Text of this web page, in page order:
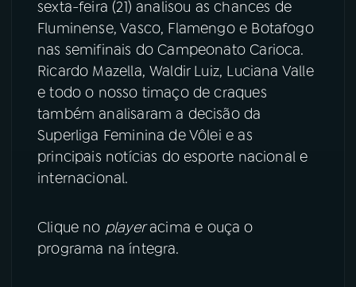
FESTIVAL DE MÚSICA
ACOMPANHE A RÁDIO NACIONAL
YouTube Facebook
Instagram X
sexta-feira (21) analisou as chances de
Fluminense, Vasco, Flamengo e Botafogo
nas semifinais do Campeonato Carioca.
Ricardo Mazella, Waldir Luiz, Luciana Valle
e todo o nosso timaço de craques
também analisaram a decisão da
Superliga Feminina de Vôlei e as
principais notícias do esporte nacional e
internacional.
Clique no playeracima e ouça o
programa na íntegra.